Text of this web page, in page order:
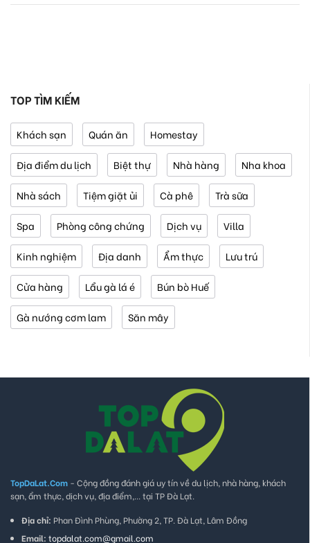
TOP TÌM KIẾM
Khách sạn Quán ăn Homestay
Địa điểm du lịch Biệt thự Nhà hàng Nha khoa
Nhà sách Tiệm giặt ủi Cà phê Trà sữa
Spa Phòng công chứng Dịch vụ Villa
Kinh nghiệm Địa danh Ẩm thực Lưu trú
Cửa hàng Lẩu gà lá é Bún bò Huế
Gà nướng cơm lam Săn mây
TopDaLat.Com - Cộng đồng đánh giá uy tín về du lịch, nhà hàng, khách
sạn, ẩm thực, dịch vụ, địa điểm,... tại TP Đà Lạt.
Địa chỉ: Phan Đình Phùng, Phường 2, TP. Đà Lạt, Lâm Đồng
Email: topdalat.com@gmail.com